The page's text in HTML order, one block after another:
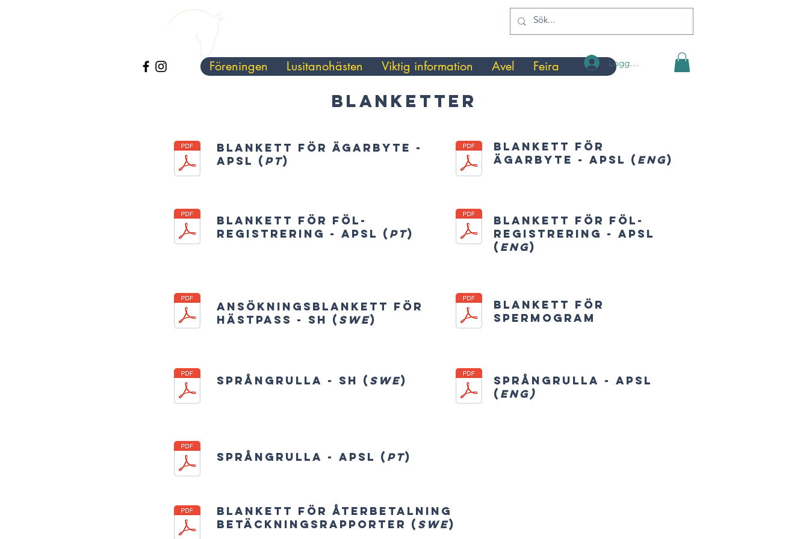
Föreningen Lusitanohästen Viktig information Avel Feira Logga in
Blankett för ägarbyte -
APSL ( PT)
Blankett för
ägarbyte - APSL ( ENG)
Blankett för föl-
registrering - APSL ( PT)
Blankett för föl-
registrering - APSL
( ENG)
Ansökningsblankett för
hästpass - SH ( SWE)
Blankett för
spermogram
Språngrulla - SH ( SWE)
Språngrulla - APSL
( ENG)
Språngrulla - APSL ( PT)
Blankett för återbetalning
betäckningsrapporter ( SWE)
Blanketter